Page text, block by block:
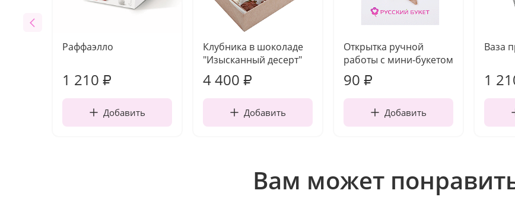
Раффаэлло
1 210 ₽
Добавить
Клубника в шоколаде
"Изысканный десерт"
4 400 ₽
Добавить
Открытка ручной
работы с мини-букетом
90 ₽
Добавить
Ваза
1
Вам может